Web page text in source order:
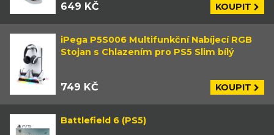
649 KČ KOUPIT
iPega P5S006 Multifunkční Nabíjecí RGB
Stojan s Chlazením pro PS5 Slim bílý
749 KČ KOUPIT
Battlefield 6 (PS5)